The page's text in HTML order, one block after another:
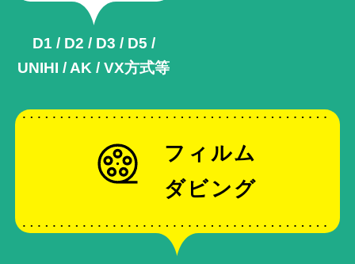
D1 / D2 / D3 / D5 /
UNIHI / AK /VX方式等
フィルム
ダビング